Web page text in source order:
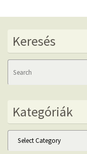
Keresés
Kategóriák
Kategóriák